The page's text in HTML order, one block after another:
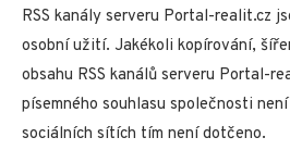
RSS kanály serveru Portal-realit.cz
osobní užití. Jakékoli kopírování,
obsahu RSS kanálů serveru Portal-
písemného souhlasu společnosti
sociálních sítích tím není dotčeno.